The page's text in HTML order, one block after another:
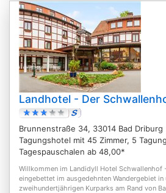
Landhotel - Der
Brunnenstraße 34, 33014 Bad Driburg
Tagungshotel mit 45 Zimmer, 5
Tagespauschalen ab 48,00*
Willkommen im Landidyll Hotel Schwallenhof
eingebettet im ausgedehnten Wandergebiet
zweihundertjährigen Kurparks am Rand von